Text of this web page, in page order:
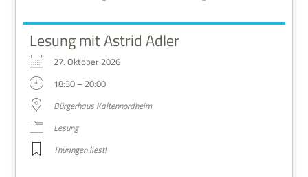
Lesung mit Astrid Adler
27. Okto­ber 2026
18:30 – 20:00
Bür­ger­haus Kaltennordheim
Lesung
Thü­rin­gen liest!